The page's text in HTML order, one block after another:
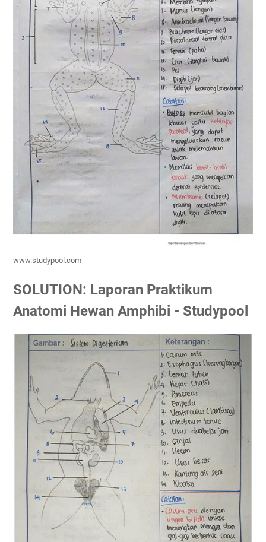
www.studypool.com
SOLUTION: Laporan Praktikum
Anatomi Hewan Amphibi - Studypool